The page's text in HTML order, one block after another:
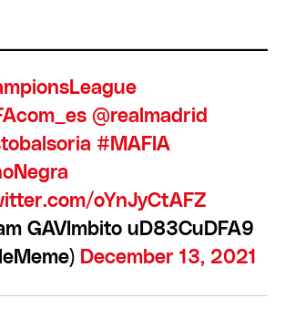
@realmadrid
#MAFIA
oYnJyCtAFZ
GAVImbito uD83CuDFA9
December 13, 2021